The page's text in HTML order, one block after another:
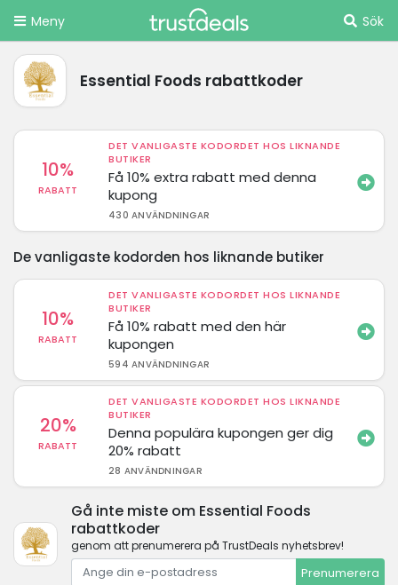
Meny Sök
Essential Foods rabattkoder
10%
RABATT
DET VANLIGASTE KODORDET HOS LIKNANDE
BUTIKER
Få 10% extra rabatt med denna
kupong
430 ANVÄNDNINGAR
De vanligaste kodorden hos liknande butiker
10%
RABATT
DET VANLIGASTE KODORDET HOS LIKNANDE
BUTIKER
Få 10% rabatt med den här
kupongen
594 ANVÄNDNINGAR
20%
RABATT
DET VANLIGASTE KODORDET HOS LIKNANDE
BUTIKER
Denna populära kupongen ger dig
20% rabatt
28 ANVÄNDNINGAR
Gå inte miste om Essential Foods
rabattkoder
genom att prenumerera på TrustDeals nyhetsbrev!
Prenumerera